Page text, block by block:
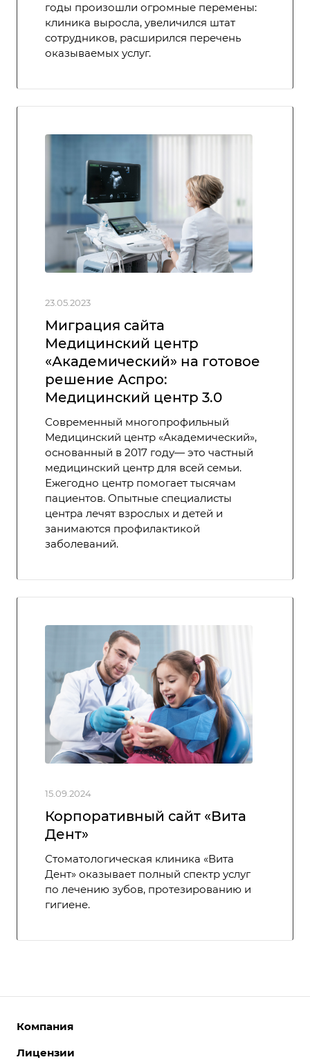
годы произошли огромные перемены:
клиника выросла, увеличился штат
сотрудников, расширился перечень
оказываемых услуг.
23.05.2023
Миграция сайта
Медицинский центр
«Академический» на готовое
решение Аспро:
Медицинский центр 3.0
Современный многопрофильный
Медицинский центр «Академический»,
основанный в 2017 году— это частный
медицинский центр для всей семьи.
Ежегодно центр помогает тысячам
пациентов. Опытные специалисты
центра лечят взрослых и детей и
занимаются профилактикой
заболеваний.
15.09.2024
Корпоративный сайт «Вита
Дент»
Стоматологическая клиника «Вита
Дент» оказывает полный спектр услуг
по лечению зубов, протезированию и
гигиене.
Компания
О компании
Лицензии